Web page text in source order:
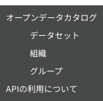
オープンデータカタログ
データセット
組織
グループ
APIの利用について